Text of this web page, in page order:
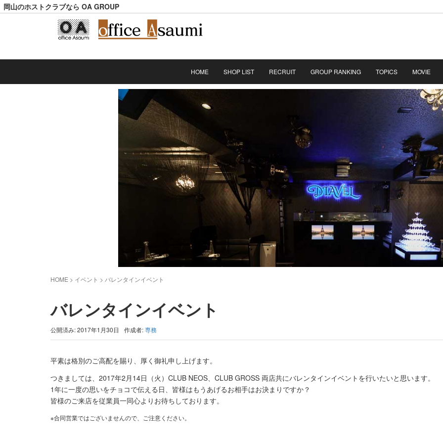
岡山のホストクラブなら OA GROUP
HOME SHOP LIST RECRUIT GROUP RANKING TOPICS MOVIE
HOME > イベント > バレンタインイベント
バレンタインイベント
公開済み: 2017年1月30日 作成者:専務
平素は格別のご高配を賜り、厚く御礼申し上げます。
つきましては、2017年2月14日（火）CLUB NEOS、CLUB GROSS 両店共にバレンタインイベントを行いたいと思います。
1年に一度の思いをチョコで伝える日、皆様はもうあげるお相手はお決まりですか？
皆様のご来店を従業員一同心よりお待ちしております。
※合同営業ではございませんので、ご注意ください。